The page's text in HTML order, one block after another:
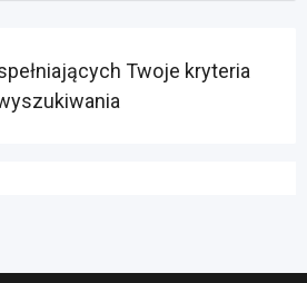
Twoje kryteria